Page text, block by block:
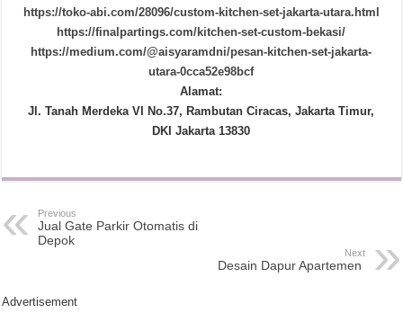
https://toko-abi.com/28096/custom-kitchen-set-jakarta-utara.html
https://finalpartings.com/kitchen-set-custom-bekasi/
https://medium.com/@aisyaramdni/pesan-kitchen-set-jakarta-
utara-0cca52e98bcf
Alamat:
Jl. Tanah Merdeka VI No.37, Rambutan Ciracas, Jakarta Timur,
DKI Jakarta 13830
Previous
Jual Gate Parkir Otomatis di
Depok
Next
Desain Dapur Apartemen
Advertisement